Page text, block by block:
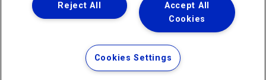
Copyright © 2026 - Todos os Direitos Reservados.
Nossa natureza movimenta a vida
Termos Gerais de Uso de Sites e Aplicativos
Política de Privacidade e Proteção de Dados
Accept All
Cookies
Reject All
Cookies Settings